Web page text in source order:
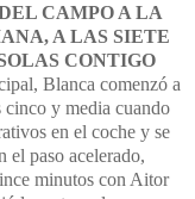
CAMPO A LA
A LAS SIETE
CONTIGO
Blanca comenzó a
cinco y media cuando
en el coche y se
el paso acelerado,
minutos con Aitor